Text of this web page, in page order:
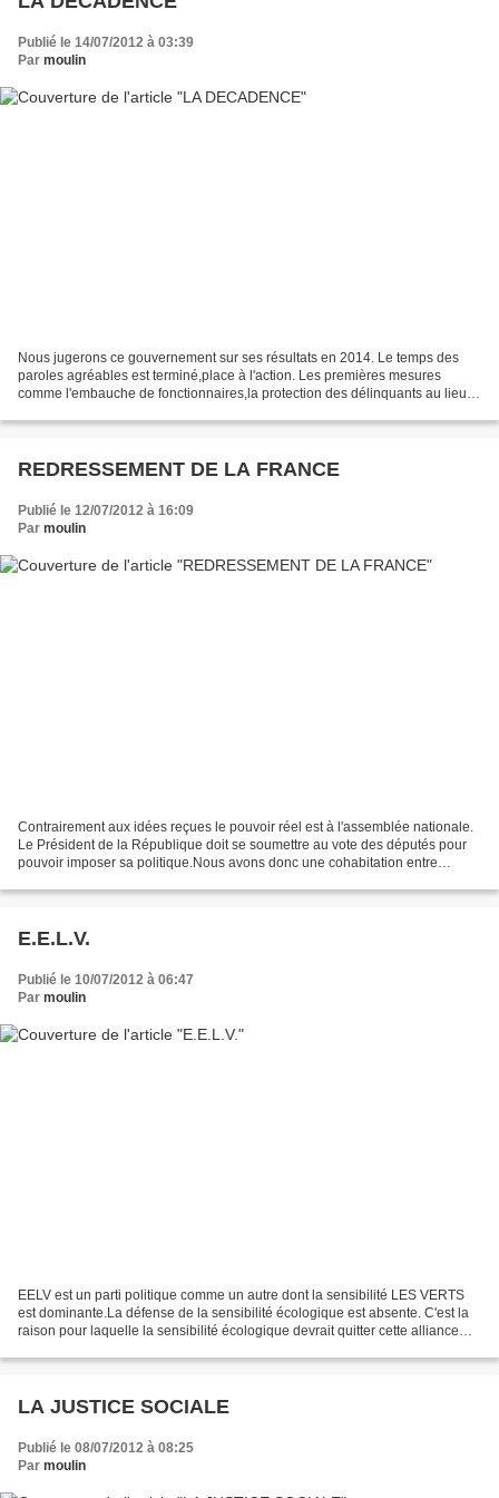
Publié le 14/07/2012 à 03:39
Par moulin
Nous jugerons ce gouvernement sur ses résultats en 2014. Le temps des
paroles agréables est terminé,place à l'action. Les premières mesures
comme l'embauche de fonctionnaires,la protection des délinquants au lieu
REDRESSEMENT DE LA FRANCE
Publié le 12/07/2012 à 16:09
Par moulin
Contrairement aux idées reçues le pouvoir réel est à l'assemblée nationale.
Le Président de la République doit se soumettre au vote des députés pour
pouvoir imposer sa politique.Nous avons donc une cohabitation entre
E.E.L.V.
Publié le 10/07/2012 à 06:47
Par moulin
EELV est un parti politique comme un autre dont la sensibilité LES VERTS
est dominante.La défense de la sensibilité écologique est absente. C'est la
raison pour laquelle la sensibilité écologique devrait quitter cette alliance
LA JUSTICE SOCIALE
Publié le 08/07/2012 à 08:25
Par moulin